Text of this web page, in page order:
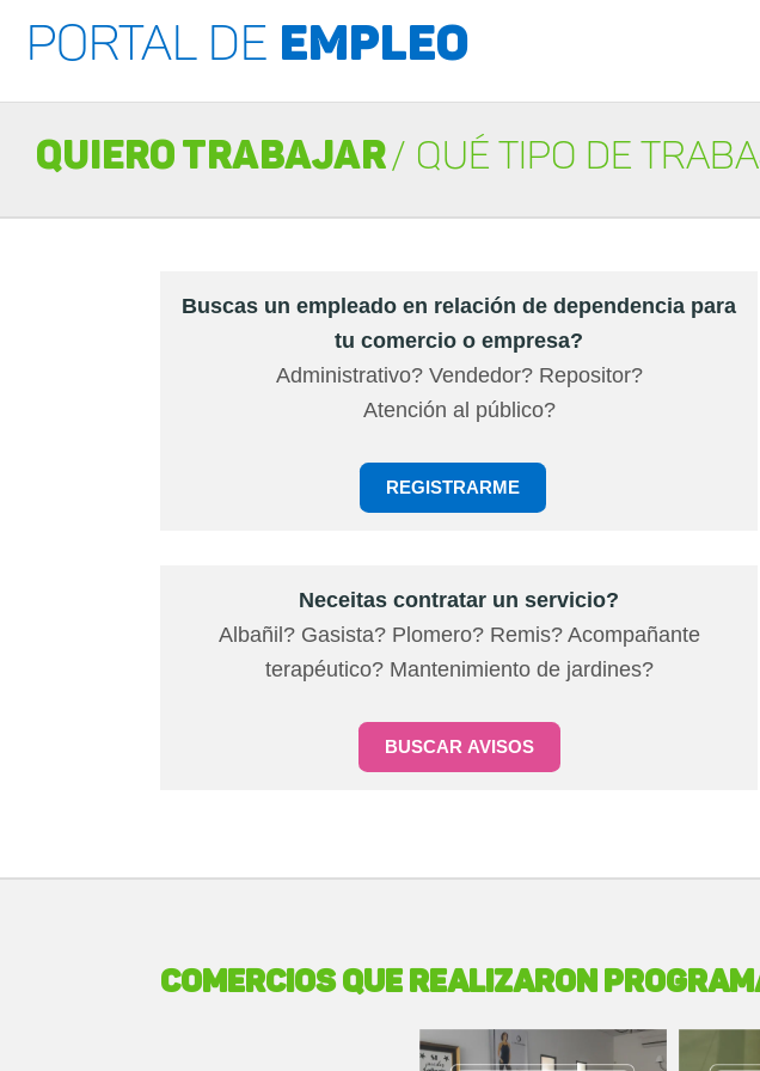
PORTAL DE EMPLEO
QUIERO TRABAJAR/ Qué tipo de
Buscas un empleado en relación de dependencia para
tu comercio o empresa?
Administrativo? Vendedor? Repositor?
Atención al público?
Neceitas contratar un servicio?
Albañil? Gasista? Plomero? Remis? Acompañante
terapéutico? Mantenimiento de jardines?
COMERCIOS QUE REALIZARON